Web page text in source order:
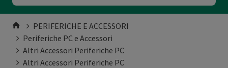
PERIFERICHE E ACCESSORI
Periferiche PC e Accessori
Altri Accessori Periferiche PC
Altri Accessori Periferiche PC